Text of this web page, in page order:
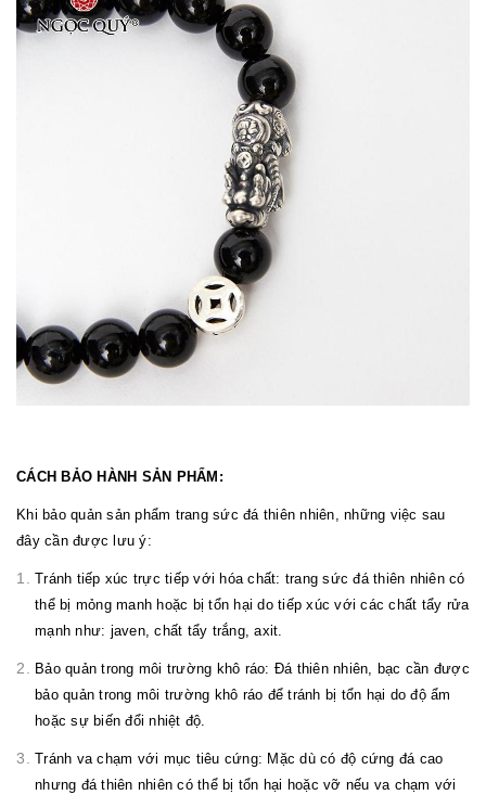
CÁCH BẢO HÀNH SẢN PHẨM:
Khi bảo quản sản phẩm trang sức đá thiên nhiên, những việc sau
đây cần được lưu ý:
Tránh tiếp xúc trực tiếp với hóa chất: trang sức đá thiên nhiên có
thể bị mỏng manh hoặc bị tổn hại do tiếp xúc với các chất tẩy rửa
mạnh như: javen, chất tẩy trắng, axit.
Bảo quản trong môi trường khô ráo: Đá thiên nhiên, bạc cần được
bảo quản trong môi trường khô ráo để tránh bị tổn hại do độ ẩm
hoặc sự biến đổi nhiệt độ.
Tránh va chạm với mục tiêu cứng: Mặc dù có độ cứng đá cao
nhưng đá thiên nhiên có thể bị tổn hại hoặc vỡ nếu va chạm với